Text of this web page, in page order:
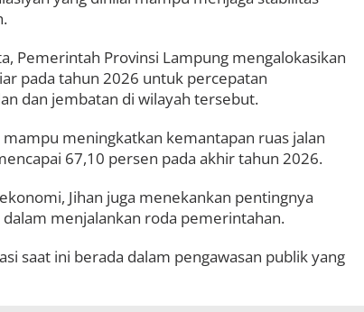
Pemerintah Provinsi Lampung mengalokasikan
pada tahun 2026 untuk percepatan
dan jembatan di wilayah tersebut.
meningkatkan kemantapan ruas jalan
67,10 persen pada akhir tahun 2026.
Jihan juga menekankan pentingnya
menjalankan roda pemerintahan.
saat ini berada dalam pengawasan publik yang